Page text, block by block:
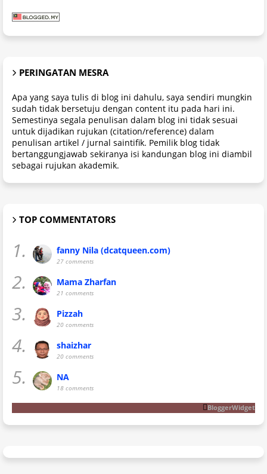
PERINGATAN MESRA
Apa yang saya tulis di blog ini dahulu, saya sendiri mungkin
sudah tidak bersetuju dengan content itu pada hari ini.
Semestinya segala penulisan dalam blog ini tidak sesuai
untuk dijadikan rujukan (citation/reference) dalam
penulisan artikel / jurnal saintifik. Pemilik blog tidak
bertanggungjawab sekiranya isi kandungan blog ini diambil
sebagai rujukan akademik.
TOP COMMENTATORS
1. fanny Nila (dcatqueen.com)
27 comments
2. Mama Zharfan
21 comments
3. Pizzah
20 comments
4. shaizhar
20 comments
5. NA
18 comments
BloggerWidget